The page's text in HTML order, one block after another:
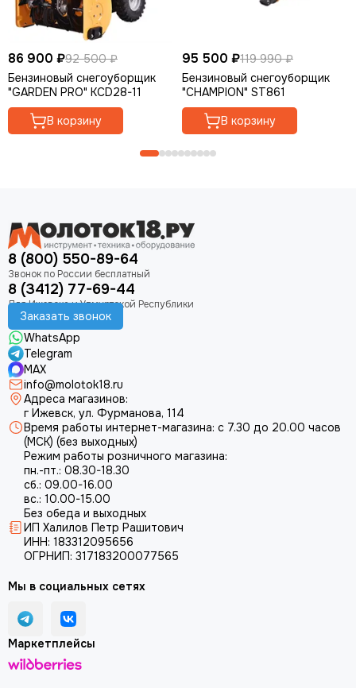
86 900 ₽92 500 ₽
Бензиновый снегоуборщик
"GARDEN PRO" KCD28-11
В корзину
95 500 ₽119 990 ₽
Бензиновый снегоуборщик
"CHAMPION" ST861
В корзину
8 (800) 550-89-64
8 (3412) 77-69-44
Заказать звонок
WhatsApp
Telegram
MAX
info@molotok18.ru
Адреса магазинов:
г Ижевск, ул. Фурманова, 114
Время работы интернет-магазина: с 7.30 до 20.00 часов
(МСК) (без выходных)
Режим работы розничного магазина:
пн.-пт.: 08.30-18.30
сб.: 09.00-16.00
вс.: 10.00-15.00
Без обеда и выходных
ИП Халилов Петр Рашитович
ИНН: 183312095656
ОГРНИП: 317183200077565
Мы в социальных сетях
Маркетплейсы